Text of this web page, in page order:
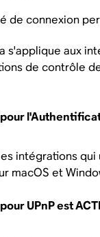
de connexion
s'applique aux
de contrôle
intégrations
macOS et
UPnP est